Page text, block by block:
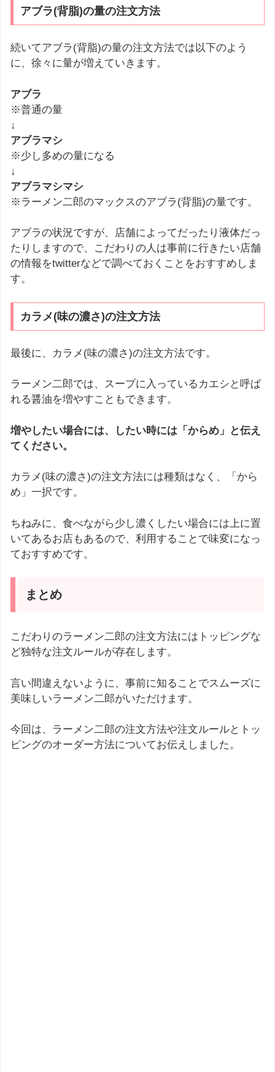
アブラ(背脂)の量の注文方法
続いてアブラ(背脂)の量の注文方法では以下のよう
に、徐々に量が増えていきます。
アブラ
※普通の量
↓
アブラマシ
※少し多めの量になる
↓
アブラマシマシ
※ラーメン二郎のマックスのアブラ(背脂)の量です。
アブラの状況ですが、店舗によってだったり液体だっ
たりしますので、こだわりの人は事前に行きたい店舗
の情報をtwitterなどで調べておくことをおすすめしま
す。
カラメ(味の濃さ)の注文方法
最後に、カラメ(味の濃さ)の注文方法です。
ラーメン二郎では、スープに入っているカエシと呼ば
れる醤油を増やすこともできます。
増やしたい場合には、したい時には「からめ」と伝え
てください。
カラメ(味の濃さ)の注文方法には種類はなく、「から
め」一択です。
ちねみに、食べながら少し濃くしたい場合には上に置
いてあるお店もあるので、利用することで味変になっ
ておすすめです。
まとめ
こだわりのラーメン二郎の注文方法にはトッピングな
ど独特な注文ルールが存在します。
言い間違えないように、事前に知ることでスムーズに
美味しいラーメン二郎がいただけます。
今回は、ラーメン二郎の注文方法や注文ルールとトッ
ピングのオーダー方法についてお伝えしました。